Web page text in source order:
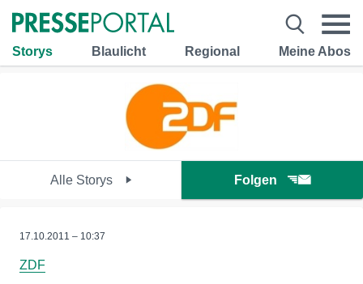
Storys Blaulicht Regional Meine Abos
Alle Storys Folgen
17.10.2011 – 10:37
ZDF